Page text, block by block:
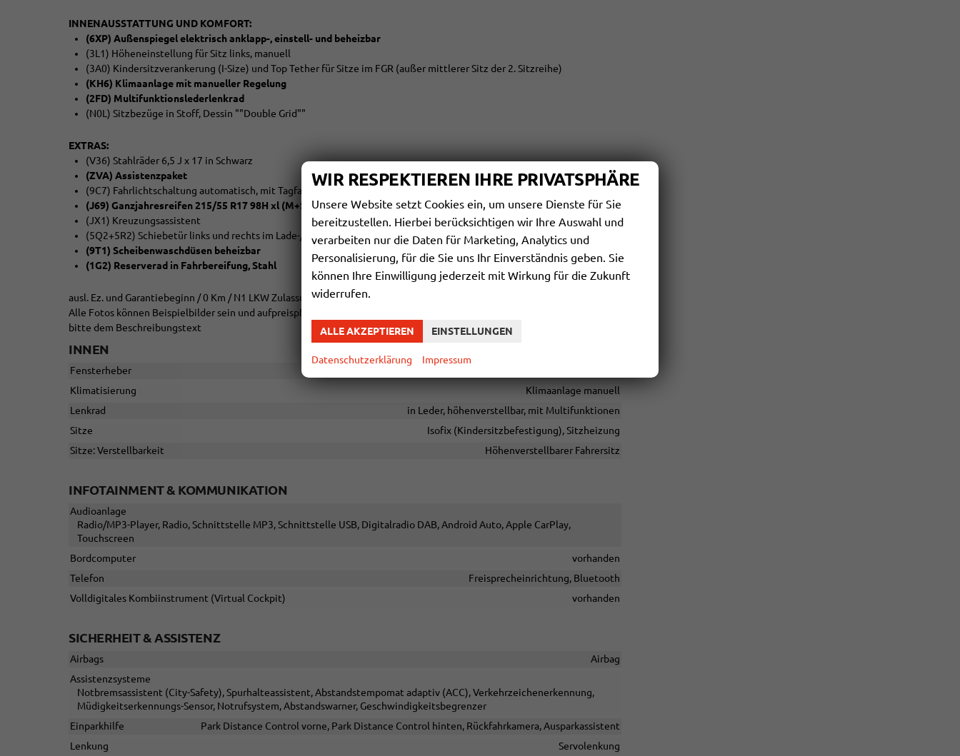
INNENAUSSTATTUNG UND KOMFORT:
(6XP) Außenspiegel elektrisch anklapp-, einstell- und beheizbar
(3L1) Höheneinstellung für Sitz links, manuell
(3A0) Kindersitzverankerung (I-Size) und Top Tether für Sitze im FGR (außer mittlerer Sitz der 2. Sitzreihe)
(KH6) Klimaanlage mit manueller Regelung
(2FD) Multifunktionslederlenkrad
(N0L) Sitzbezüge in Stoff, Dessin ""Double Grid""
EXTRAS:
(V36) Stahlräder 6,5 J x 17 in Schwarz
(ZVA) Assistenzpaket
(9C7) Fahrlichtschaltung automatisch, mit Tagfahrlicht
(J69) Ganzjahresreifen 215/55 R17 98H xl (M+S Kennung inkl. Schneeflocke)
(JX1) Kreuzungsassistent
(5Q2+5R2) Schiebetür links und rechts im Lade-/Fahrgastraum
(9T1) Scheibenwaschdüsen beheizbar
(1G2) Reserverad in Fahrbereifung, Stahl
ausl. Ez. und Garantiebeginn / 0 Km / N1 LKW Zulassung
Alle Fotos können Beispielbilder sein und aufpreispflichtige Extras enthalten. Die genaue Ausstattung entnehmen Sie
bitte dem Beschreibungstext
INNEN
Fensterheber
Klimatisierung
Klimaanlage manuell
Lenkrad
in Leder, höhenverstellbar, mit Multifunktionen
Sitze
Isofix (Kindersitzbefestigung), Sitzheizung
Sitze: Verstellbarkeit
Höhenverstellbarer Fahrersitz
INFOTAINMENT & KOMMUNIKATION
Audioanlage
Radio/MP3-Player, Radio, Schnittstelle MP3, Schnittstelle USB, Digitalradio DAB, Android Auto, Apple CarPlay,
Touchscreen
Bordcomputer
vorhanden
Telefon
Freisprecheinrichtung, Bluetooth
Volldigitales Kombiinstrument (Virtual Cockpit)
vorhanden
SICHERHEIT & ASSISTENZ
Airbags
Airbag
Assistenzsysteme
Notbremsassistent (City-Safety), Spurhalteassistent, Abstandstempomat adaptiv (ACC), Verkehrzeichenerkennung,
Müdigkeitserkennungs-Sensor, Notrufsystem, Abstandswarner, Geschwindigkeitsbegrenzer
Einparkhilfe
Park Distance Control vorne, Park Distance Control hinten, Rückfahrkamera, Ausparkassistent
Lenkung
Servolenkung
WIR RESPEKTIEREN IHRE PRIVATSPHÄRE
Unsere Website setzt Cookies ein, um unsere Dienste für Sie
bereitzustellen. Hierbei berücksichtigen wir Ihre Auswahl und
verarbeiten nur die Daten für Marketing, Analytics und
Personalisierung, für die Sie uns Ihr Einverständnis geben. Sie
können Ihre Einwilligung jederzeit mit Wirkung für die Zukunft
widerrufen.
ALLE AKZEPTIEREN EINSTELLUNGEN
Datenschutzerklärung Impressum